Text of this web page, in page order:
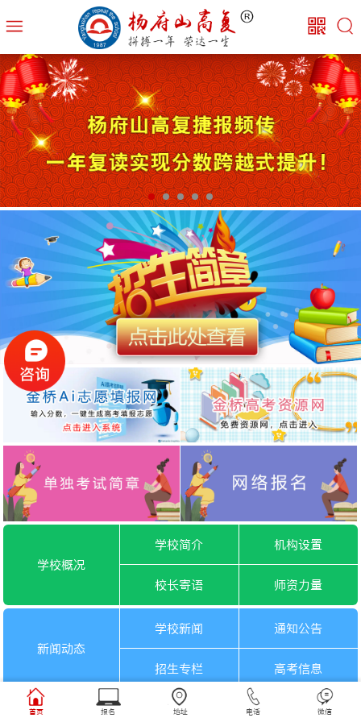
学校概况
学校简介 机构设置
校长寄语 师资力量
新闻动态
学校新闻 通知公告
招生专栏 高考信息
一月选考 六月选考
首页 报名 地址 电话 微信